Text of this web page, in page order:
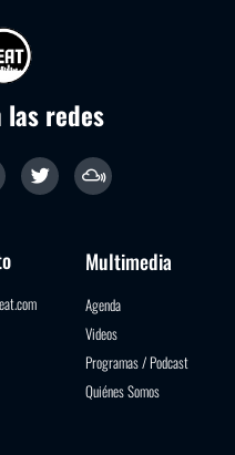
las redes
Multimedia
Agenda
Videos
Programas / Podcast
Quiénes Somos